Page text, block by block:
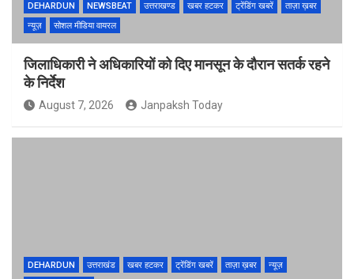
DEHARDUN NEWSBEAT उत्तराखण्ड खबर हटकर ट्रेंडिंग खबरें
ताज़ा ख़बर
न्यूज़
सोशल मीडिया वायरल
जिलाधिकारी ने अधिकारियों को दिए मानसून के दौरान सतर्क रहने
के निर्देश
August 7, 2026 Janpaksh Today
DEHARDUN उत्तराखंड खबर हटकर ट्रेंडिंग खबरें ताज़ा ख़बर
न्यूज़